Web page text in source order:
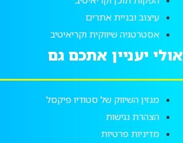
עיצוב ובניית אתרים
אסטרטגיה שיווקית וקריאיטיב
אולי יעניין אתכם גם
מגזין השיווק של סטודיו פיקסל
הצהרת נגישות
מדיניות פרטיות